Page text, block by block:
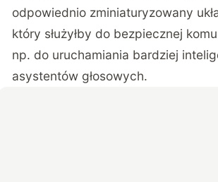
odpowiednio zminiaturyzowany
który służyłby do bezpiecznej
np. do uruchamiania bardziej
asystentów głosowych.